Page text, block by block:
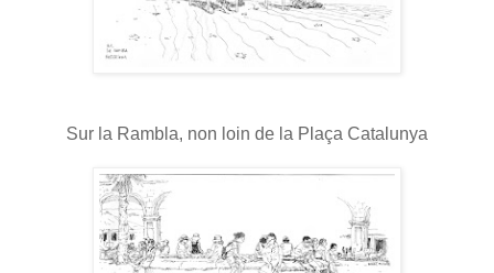
Sur la Rambla, non loin de la Plaça Catalunya